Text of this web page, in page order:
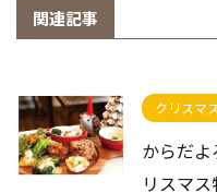
関連記事
クリスマ
からだ
リスマ